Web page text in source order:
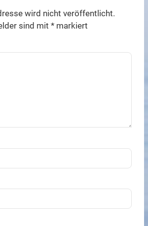
wird nicht veröffentlicht.
sind mit* markiert